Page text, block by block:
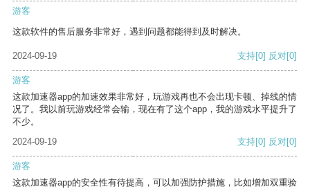
游客
这款软件的售后服务非常好，遇到问题都能得到及时解决。
2024-09-19 支持[0] 反对[0]
游客
这款加速器app的加速效果非常好，玩游戏再也不会出现卡顿、掉线的情
况了。我以前玩游戏经常会输，现在有了这个app，我的游戏水平提升了
不少。
2024-09-19
支持[0] 反对[0]
游客
这款加速器app的安全性有待提高，可以加强防护措施，比如增加双重验